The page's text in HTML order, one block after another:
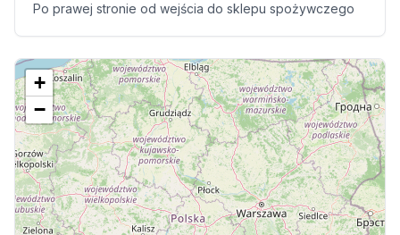
Po prawej stronie od wejścia do sklepu spożywczego
+
−